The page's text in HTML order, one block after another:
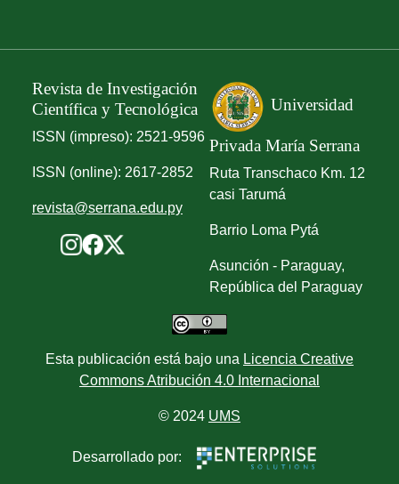
Revista de Investigación
Científica y Tecnológica
ISSN (impreso): 2521-9596
ISSN (online): 2617-2852
revista@serrana.edu.py
Universidad
Privada María Serrana
Ruta Transchaco Km. 12
casi Tarumá
Barrio Loma Pytá
Asunción - Paraguay,
República del Paraguay
Esta publicación está bajo una Licencia Creative
Commons Atribución 4.0 Internacional
© 2024 UMS
Desarrollado por: